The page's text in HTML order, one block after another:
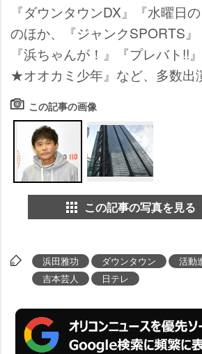
『ダウンタウンDX』『水曜日
のほか、『ジャンクSPORTS』
『浜ちゃんが！』『プレバト!!
★オオカミ少年』など、多数出
この記事の画像
この記事の写真を見る
浜田雅功 ダウンタウン 活動
吉本芸人
日テレ